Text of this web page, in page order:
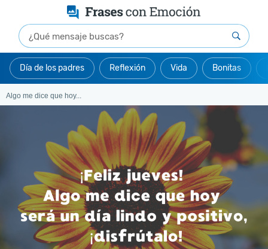
Día de los padres Reflexión Vida Bonitas
Algo me dice que hoy...